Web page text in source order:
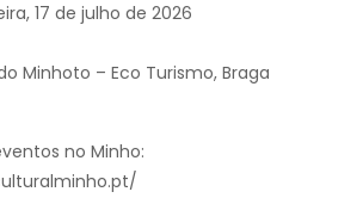
17 de julho de 2026
Minhoto – Eco Turismo, Braga
no Minho: